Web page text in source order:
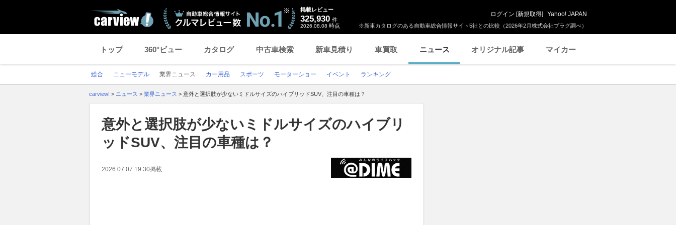
※新車カタログのある自動車総合情報サイト5社との比較（2026年2月株式会社プラグ調べ）
掲載レビュー
325,930 件
2026.08.08 時点
ログイン [新規取得] Yahoo! JAPAN
トップ 360°ビュー カタログ 中古車検索 新車見積り 車買取 ニュース オリジナル記事 マイカー
総合 ニューモデル 業界ニュース カー用品 スポーツ モーターショー イベント ランキング
carview! > ニュース > 業界ニュース > 意外と選択肢が少ないミドルサイズのハイブリッドSUV、注目の車種は？
意外と選択肢が少ないミドルサイズのハイブリ
ッドSUV、注目の車種は？
2026.07.07 19:30掲載